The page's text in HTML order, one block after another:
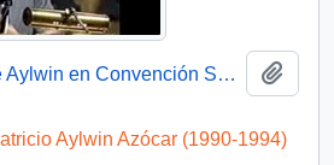
Discurso Presidente Aylwin en Convención Santiago: Video
Aylwin Azócar (1990-1994)